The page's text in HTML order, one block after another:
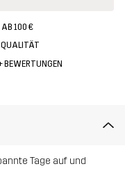
AB 100 €
Tage auf und